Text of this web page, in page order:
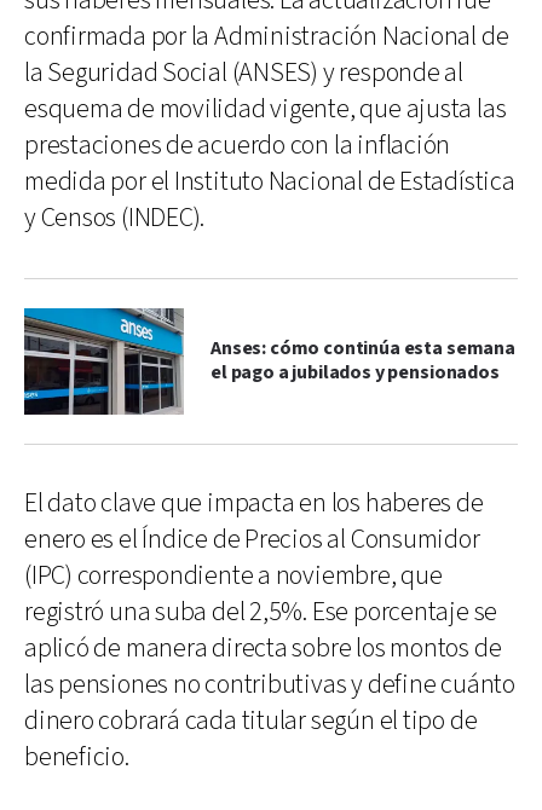
confirmada por la Administración Nacional de
la Seguridad Social (ANSES) y responde al
esquema de movilidad vigente, que ajusta las
prestaciones de acuerdo con la inflación
medida por el Instituto Nacional de Estadística
y Censos (INDEC).
Anses: cómo continúa esta semana
el pago a jubilados y pensionados
El dato clave que impacta en los haberes de
enero es el Índice de Precios al Consumidor
(IPC) correspondiente a noviembre, que
registró una suba del 2,5%. Ese porcentaje se
aplicó de manera directa sobre los montos de
las pensiones no contributivas y define cuánto
dinero cobrará cada titular según el tipo de
beneficio.